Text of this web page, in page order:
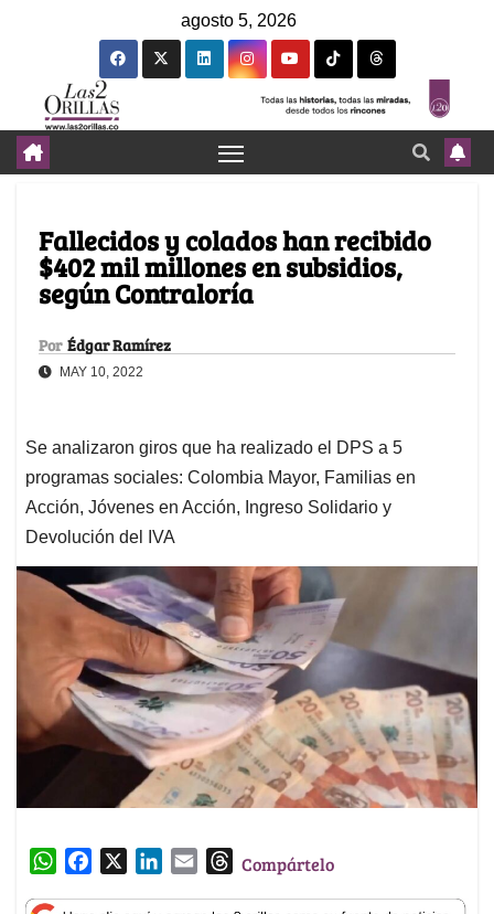
agosto 5, 2026
Fallecidos y colados han recibido
$402 mil millones en subsidios,
según Contraloría
Por Édgar Ramírez
MAY 10, 2022
Se analizaron giros que ha realizado el DPS a 5
programas sociales: Colombia Mayor, Familias en
Acción, Jóvenes en Acción, Ingreso Solidario y
Devolución del IVA
W
TCompártelo